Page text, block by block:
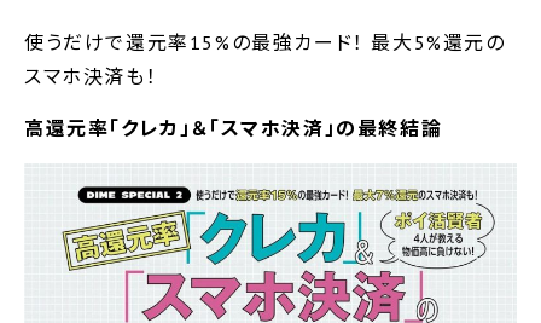
使うだけで還元率15%の最強カード！ 最大5%還元の
スマホ決済も！
高還元率「クレカ」＆「スマホ決済」の最終結論